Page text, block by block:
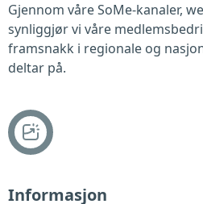
Gjennom våre SoMe-kanaler,
synliggjør vi våre
framsnakk i regionale og
deltar på.
Informasjon